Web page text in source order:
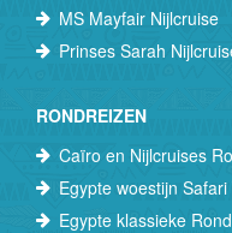
MS Mayfair Nijlcruise
Prinses Sarah
RONDREIZEN
Caïro en Nijlcruises
Egypte woestijn
Egypte klassieke